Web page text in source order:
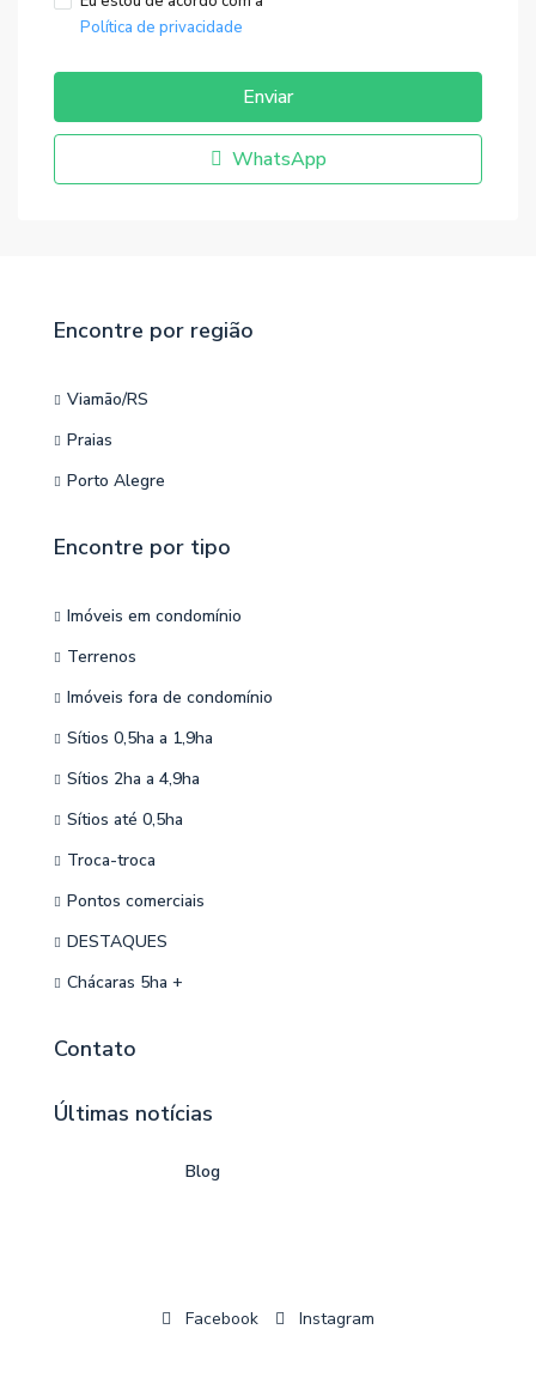
Política de privacidade
Enviar
WhatsApp
Encontre por região
Viamão/RS
Praias
Porto Alegre
Encontre por tipo
Imóveis em condomínio
Terrenos
Imóveis fora de condomínio
Sítios 0,5ha a 1,9ha
Sítios 2ha a 4,9ha
Sítios até 0,5ha
Troca-troca
Pontos comerciais
DESTAQUES
Chácaras 5ha +
Contato
Últimas notícias
Blog
Facebook Instagram